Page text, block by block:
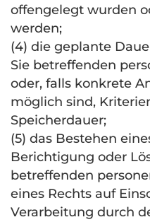
offengelegt wurden
werden;
(4) die geplante
Sie betreffenden
oder, falls konkrete
möglich sind,
Speicherdauer;
(5) das Bestehen
Berichtigung oder
betreffenden
eines Rechts auf
Verarbeitung durch